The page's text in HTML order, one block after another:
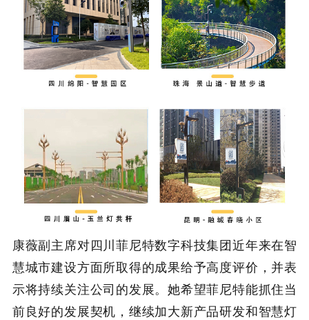
康薇副主席对四川菲尼特数字科技集团近年来在智
慧城市建设方面所取得的成果给予高度评价，并表
示将持续关注公司的发展。她希望菲尼特能抓住当
前良好的发展契机，继续加大新产品研发和智慧灯